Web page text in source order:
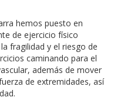
hemos puesto en
de ejercicio físico
fragilidad y el riesgo de
caminando para el
además de mover
de extremidades, así